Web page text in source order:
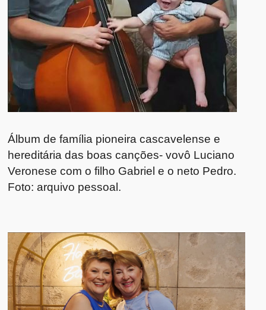
Álbum de família pioneira cascavelense e
hereditária das boas canções- vovô Luciano
Veronese com o filho Gabriel e o neto Pedro.
Foto: arquivo pessoal.